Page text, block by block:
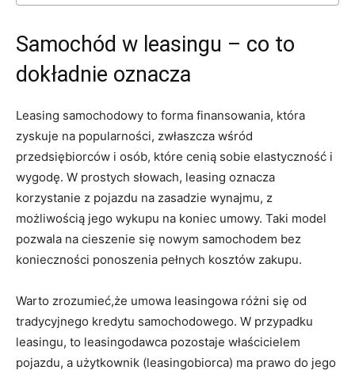
Samochód w leasingu – co to​
dokładnie ⁤oznacza
Leasing samochodowy to forma ​finansowania, która
zyskuje na popularności, zwłaszcza wśród
przedsiębiorców i ⁤osób, które cenią ⁢sobie elastyczność i
wygodę. W prostych słowach, leasing oznacza
korzystanie z pojazdu na zasadzie wynajmu, z
możliwością ⁢jego wykupu na koniec umowy. Taki‌ model
pozwala na cieszenie się nowym samochodem bez
konieczności ponoszenia​ pełnych kosztów zakupu.
Warto zrozumieć,że umowa leasingowa‌ różni się od
tradycyjnego kredytu samochodowego. W przypadku‌
leasingu, to leasingodawca pozostaje właścicielem
pojazdu, a‌ użytkownik (leasingobiorca) ⁣ma prawo do ⁣jego